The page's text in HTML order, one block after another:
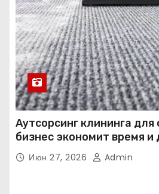
Аутсорсинг клининга для
бизнес экономит время и
Июн 27, 2026 Admin